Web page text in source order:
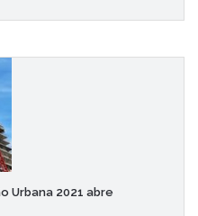
Urbana 2021 abre